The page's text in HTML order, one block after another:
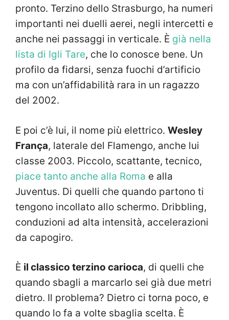
pronto. Terzino dello Strasburgo, ha numeri
importanti nei duelli aerei, negli intercetti e
anche nei passaggi in verticale. È già nella
lista di Igli Tare, che lo conosce bene. Un
profilo da fidarsi, senza fuochi d’artificio
ma con un’affidabilità rara in un ragazzo
del 2002.
E poi c’è lui, il nome più elettrico. Wesley
França, laterale del Flamengo, anche lui
classe 2003. Piccolo, scattante, tecnico,
piace tanto anche alla Roma e alla
Juventus. Di quelli che quando partono ti
tengono incollato allo schermo. Dribbling,
conduzioni ad alta intensità, accelerazioni
da capogiro.
È il classico terzino carioca, di quelli che
quando sbagli a marcarlo sei già due metri
dietro. Il problema? Dietro ci torna poco, e
quando lo fa a volte sbaglia scelta. È